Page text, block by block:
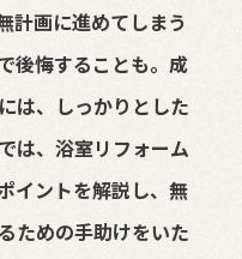
計画に進めてしまう
後悔することも。成
は、しっかりとした
は、浴室リフォーム
イントを解説し、無
ための手助けをいた